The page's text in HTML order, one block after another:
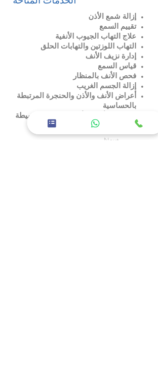
إزالة شمع الأذن
تقييم السمع
علاج التهاب الجيوب الأنفية
التهاب اللوزتين والتهابات الحلق
إدارة نزيف الأنف
قياس السمع
فحص الأنف بالمنظار
إزالة الجسم الغريب
أعراض الأنف والأذن والحنجرة المرتبطة
بالحساسية
جراحات الأنف والأذن والحنجرة البسيطة
Next